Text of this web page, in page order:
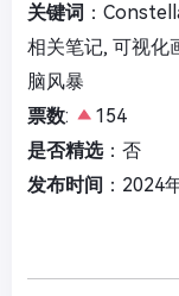
关键词 ：
相关笔记, 可视化
脑风暴
票数:
154
是否精选：否
发布时间 ：2024